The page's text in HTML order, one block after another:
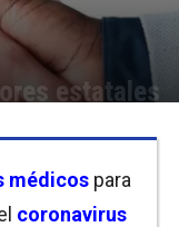
estatales
médicos para
coronavirus